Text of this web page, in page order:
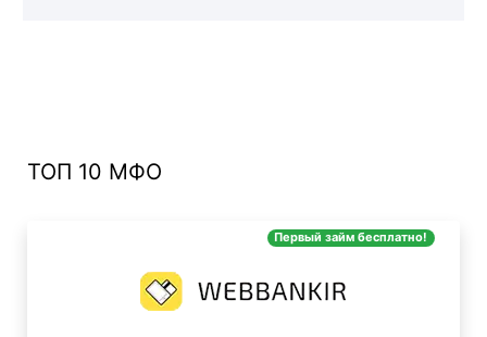
ТОП 10 МФО
Первый займ бесплатно!